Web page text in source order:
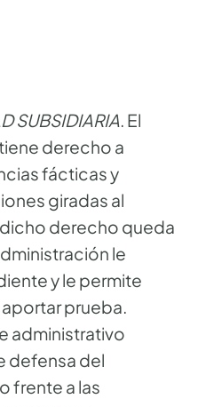
SUBSIDIARIA. El
derecho a
fácticas y
giradas al
derecho queda
le
y le permite
prueba.
administrativo
defensa del
frente a las